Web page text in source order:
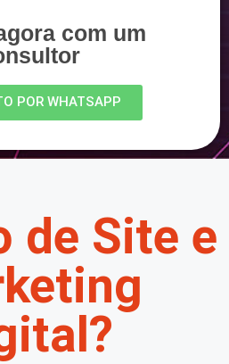
com um
POR WHATSAPP
de Site e